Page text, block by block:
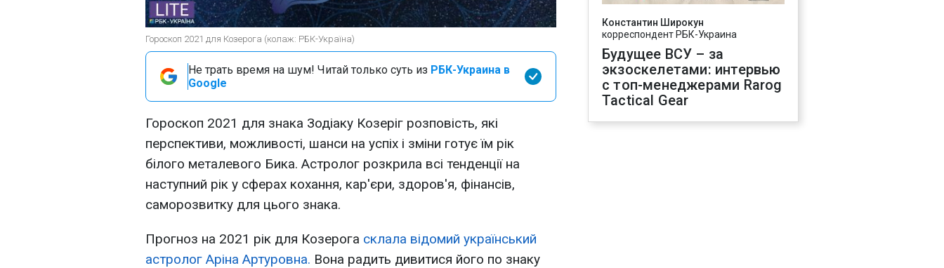
Гороскоп 2021 для Козерога (колаж: РБК-Україна)
Не трать время на шум! Читай только суть из РБК-Украина в
Google
Гороскоп 2021 для знака Зодіаку Козеріг розповість, які
перспективи, можливості, шанси на успіх і зміни готує їм рік
білого металевого Бика. Астролог розкрила всі тенденції на
наступний рік у сферах кохання, кар'єри, здоров'я, фінансів,
саморозвитку для цього знака.
Прогноз на 2021 рік для Козерога склала відомий український
астролог Аріна Артуровна. Вона радить дивитися його по знаку
Константин Широкун
корреспондент РБК-Украина
Будущее ВСУ – за
экзоскелетами: интервью
с топ-менеджерами Rarog
Tactical Gear